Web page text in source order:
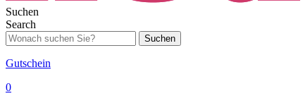
Suchen
Search
Suchen
Gutschein
0